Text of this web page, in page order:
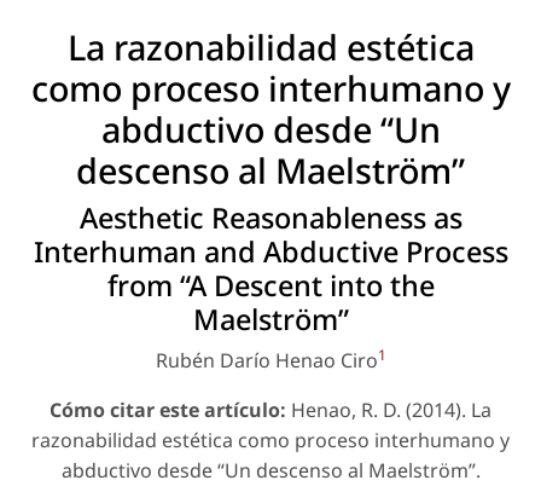
La razonabilidad estética
como proceso interhumano y
abductivo desde “Un
descenso al Maelström”
Aesthetic Reasonableness as
Interhuman and Abductive Process
from “A Descent into the
Maelström”
Rubén Darío Henao Ciro1
Cómo citar este artículo: Henao, R. D. (2014). La
razonabilidad estética como proceso interhumano y
abductivo desde “Un descenso al Maelström”.